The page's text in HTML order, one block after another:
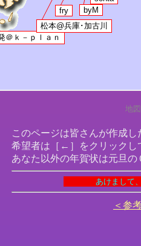
地
このページは皆さんが作成
希望者は［←］をクリックし
あなた以外の年賀状は元旦
＜参